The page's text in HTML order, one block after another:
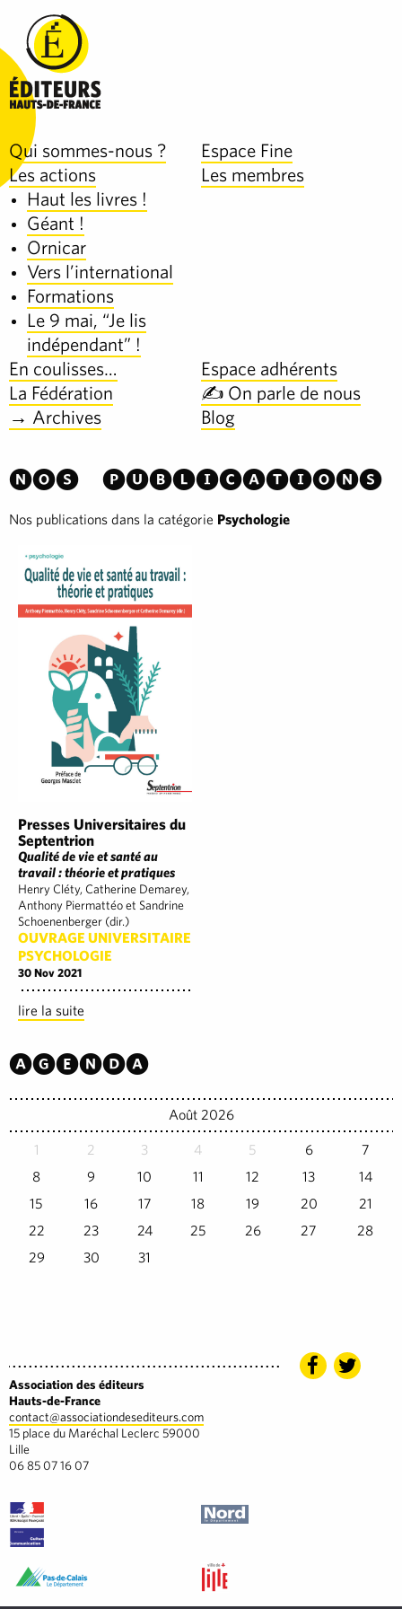
Qui sommes-nous ?
Espace Fine
Les actions
Haut les livres !
Géant !
Ornicar
Vers l’international
Formations
Le 9 mai, “Je lis
indépendant” !
Les membres
En coulisses…
Espace adhérents
La Fédération
✍️ On parle de nous
→ Archives
Blog
Nos publications
Nos publications dans la catégorie Psychologie
Presses Universitaires du
Septentrion
Qualité de vie et santé au
travail : théorie et pratiques
Henry Cléty, Catherine Demarey,
Anthony Piermattéo et Sandrine
Schoenenberger (dir.)
OUVRAGE UNIVERSITAIRE
PSYCHOLOGIE
30 Nov 2021
lire la suite
Agenda
Août 2026
1 2 3 4 5 6
7
8
9 10 11 12 13
14
15
16 17 18 19 20
21
22
23 24 25 26 27
28
29
30 31
Association des éditeurs
Hauts-de-France
contact@associationdesediteurs.com
15 place du Maréchal Leclerc 59000
Lille
06 85 07 16 07